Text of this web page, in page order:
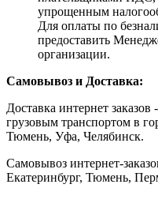
упрощенным
Для оплаты по
предоставить
организации.
Самовывоз и Доставка:
Доставка интернет
грузовым транспортом в
Тюмень, Уфа, Челябинск.
Самовывоз интернет-
Екатеринбург, Тюмень,